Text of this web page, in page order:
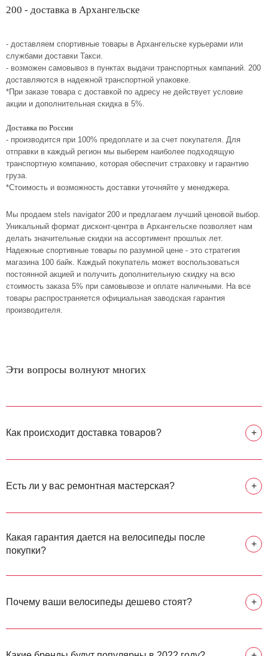
200 - доставка в Архангельске
- доставляем спортивные товары в Архангельске курьерами или
службами доставки Такси.
- возможен самовывоз в пунктах выдачи транспортных кампаний. 200
доставляются в надежной транспортной упаковке.
*При заказе товара с доставкой по адресу не действует условие
акции и дополнительная скидка в 5%.
Доставка по России
- производится при 100% предоплате и за счет покупателя. Для
отправки в каждый регион мы выберем наиболее подходящую
транспортную компанию, которая обеспечит страховку и гарантию
груза.
*Стоимость и возможность доставки уточняйте у менеджера.
Мы продаем stels navigator 200 и предлагаем лучший ценовой выбор.
Уникальный формат дисконт-центра в Архангельске позволяет нам
делать значительные скидки на ассортимент прошлых лет.
Надежные спортивные товары по разумной цене - это стратегия
магазина 100 байк. Каждый покупатель может воспользоваться
постоянной акцией и получить дополнительную скидку на всю
стоимость заказа 5% при самовывозе и оплате наличными. На все
товары распространяется официальная заводская гарантия
производителя.
Эти вопросы волнуют многих
Как происходит доставка товаров? +
Есть ли у вас ремонтная мастерская? +
Какая гарантия дается на велосипеды после
покупки?
+
Почему ваши велосипеды дешево стоят? +